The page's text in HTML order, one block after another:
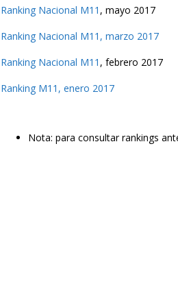
Ranking Nacional M11 , mayo 2017
Ranking Nacional M11, marzo 2017
Ranking Nacional M11 , febrero 2017
Ranking M11, enero 2017
Nota: para consultar rankings